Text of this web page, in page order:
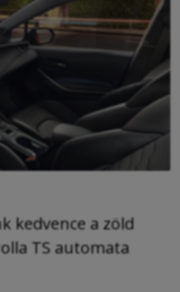
kedvence a zöld
TS automata